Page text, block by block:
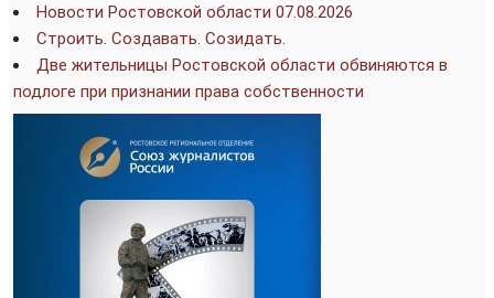
Новости Ростовской области 07.08.2026
Строить. Создавать. Созидать.
Две жительницы Ростовской области обвиняются в
подлоге при признании права собственности